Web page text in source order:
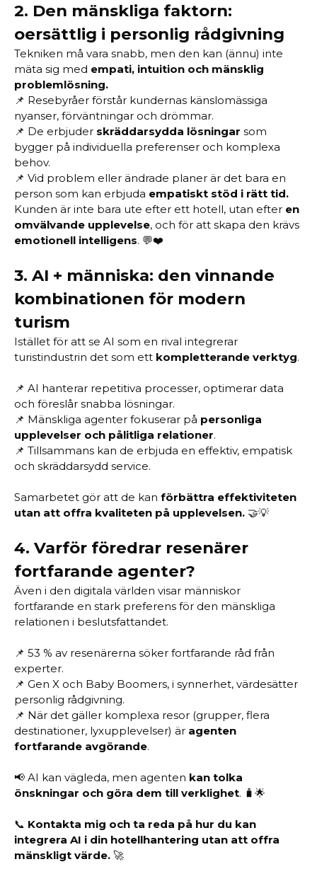
2. Den mänskliga faktorn:
oersättlig i personlig rådgivning
Tekniken må vara snabb, men den kan (ännu) inte
mäta sig med empati, intuition och mänsklig
problemlösning.
📌 Resebyråer förstår kundernas känslomässiga
nyanser, förväntningar och drömmar.
📌 De erbjuder skräddarsydda lösningar som
bygger på individuella preferenser och komplexa
behov.
📌 Vid problem eller ändrade planer är det bara en
person som kan erbjuda empatiskt stöd i rätt tid.
Kunden är inte bara ute efter ett hotell, utan efter en
omvälvande upplevelse, och för att skapa den krävs
emotionell intelligens. 💬❤️
3. AI + människa: den vinnande
kombinationen för modern
turism
Istället för att se AI som en rival integrerar
turistindustrin det som ett kompletterande verktyg.
📌 AI hanterar repetitiva processer, optimerar data
och föreslår snabba lösningar.
📌 Mänskliga agenter fokuserar på personliga
upplevelser och pålitliga relationer.
📌 Tillsammans kan de erbjuda en effektiv, empatisk
och skräddarsydd service.
Samarbetet gör att de kan förbättra effektiviteten
utan att offra kvaliteten på upplevelsen. 🤝💡
4. Varför föredrar resenärer
fortfarande agenter?
Även i den digitala världen visar människor
fortfarande en stark preferens för den mänskliga
relationen i beslutsfattandet.
📌 53 % av resenärerna söker fortfarande råd från
experter.
📌 Gen X och Baby Boomers, i synnerhet, värdesätter
personlig rådgivning.
📌 När det gäller komplexa resor (grupper, flera
destinationer, lyxupplevelser) är agenten
fortfarande avgörande.
📢 AI kan vägleda, men agenten kan tolka
önskningar och göra dem till verklighet. 🧳🌟
📞 Kontakta mig och ta reda på hur du kan
integrera AI i din hotellhantering utan att offra
mänskligt värde. 🚀